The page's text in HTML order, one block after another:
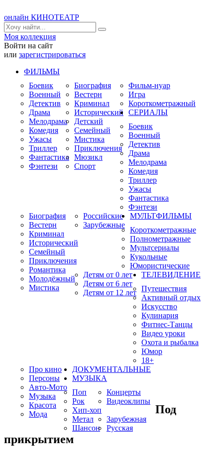
онлайн КИНОТЕАТР
Моя коллекция
Войти на сайт
или зарегистрироваться
ФИЛЬМЫ
Боевик
Военный
Детектив
Драма
Мелодрама
Комедия
Ужасы
Триллер
Фантастика
Фэнтези
Биография
Вестерн
Криминал
Исторический
Детский
Семейный
Мистика
Приключения
Мюзикл
Спорт
Фильм-нуар
Игра
Короткометражный
СЕРИАЛЫ
Боевик
Военный
Детектив
Драма
Мелодрама
Комедия
Триллер
Ужасы
Фантастика
Фэнтези
Биография
Вестерн
Криминал
Исторический
Семейный
Приключения
Романтика
Молодёжный
Мистика
Российские
Зарубежные
МУЛЬТФИЛЬМЫ
Короткометражные
Полнометражные
Мультсериалы
Кукольные
Юмористические
Детям от 0 лет
Детям от 6 лет
Детям от 12 лет
ТЕЛЕВИДЕНИЕ
Путешествия
Активный отдых
Искусство
Кулинария
Фитнес-Танцы
Видео уроки
Охота и рыбалка
Юмор
18+
Про кино
Персоны
Авто-Мото
Музыка
Красота
Мода
ДОКУМЕНТАЛЬНЫЕ
МУЗЫКА
Поп
Рок
Хип-хоп
Метал
Шансон
Концерты
Видеоклипы
Зарубежная
Русская
Под
прикрытием